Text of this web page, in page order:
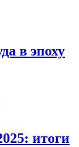
в эпоху
итоги